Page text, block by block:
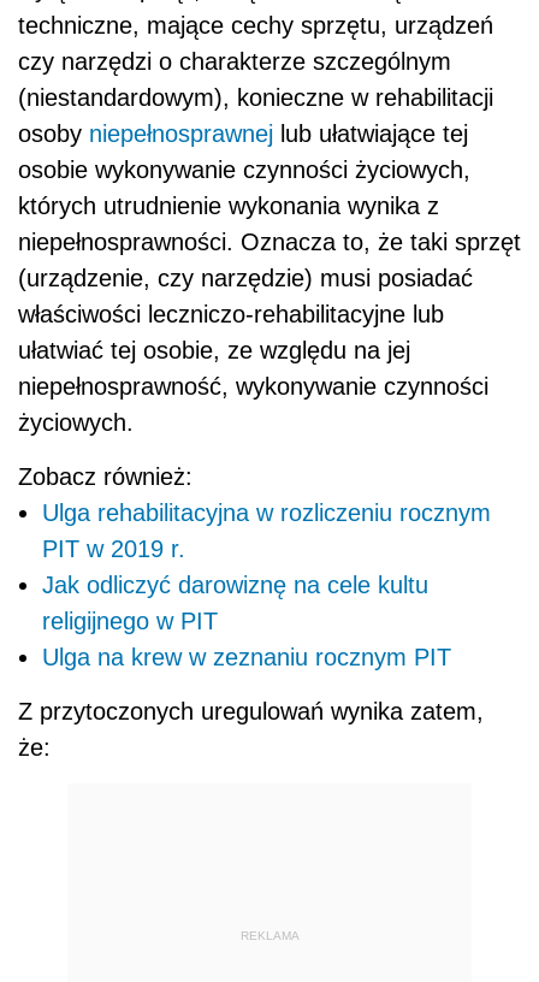
techniczne, mające cechy sprzętu, urządzeń
czy narzędzi o charakterze szczególnym
(niestandardowym), konieczne w rehabilitacji
osoby niepełnosprawnej lub ułatwiające tej
osobie wykonywanie czynności życiowych,
których utrudnienie wykonania wynika z
niepełnosprawności. Oznacza to, że taki sprzęt
(urządzenie, czy narzędzie) musi posiadać
właściwości leczniczo-rehabilitacyjne lub
ułatwiać tej osobie, ze względu na jej
niepełnosprawność, wykonywanie czynności
życiowych.
Zobacz również:
Ulga rehabilitacyjna w rozliczeniu rocznym
PIT w 2019 r.
Jak odliczyć darowiznę na cele kultu
religijnego w PIT
Ulga na krew w zeznaniu rocznym PIT
Z przytoczonych uregulowań wynika zatem,
że:
REKLAMA